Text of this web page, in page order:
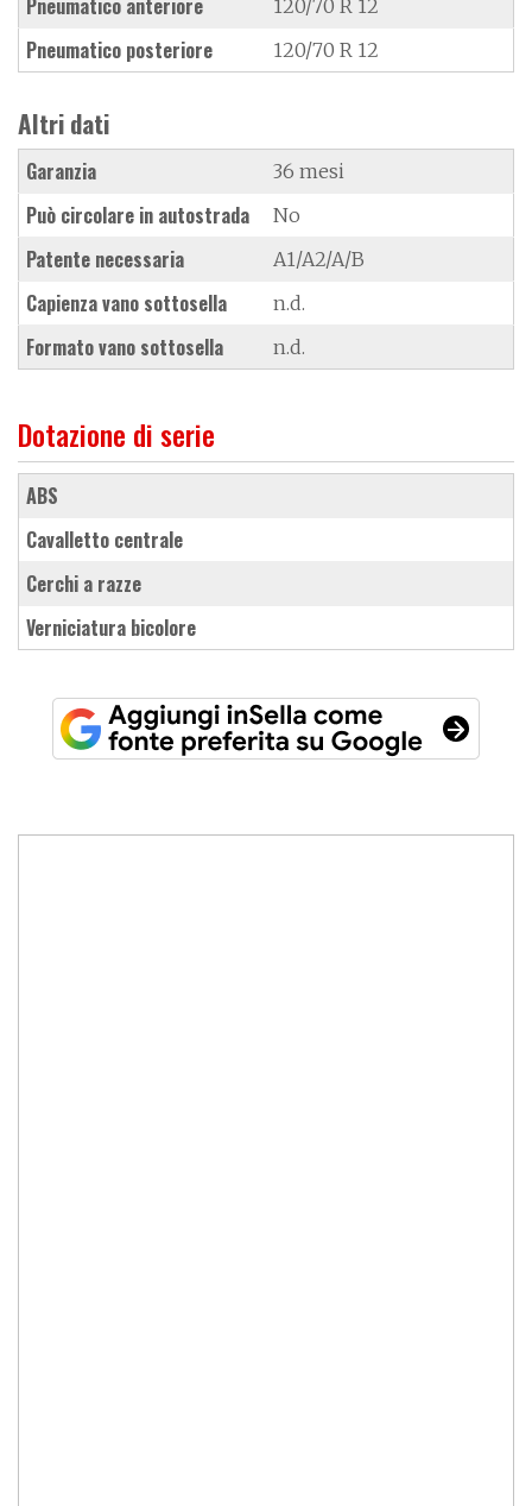
120/70 R 12
Pneumatico posteriore 120/70 R 12
Altri dati
Garanzia 36 mesi
Può circolare in autostrada No
Patente necessaria A1/A2/A/B
Capienza vano sottosella n.d.
Formato vano sottosella n.d.
Dotazione di serie
ABS
cavalletto centrale
cerchi a razze
verniciatura bicolore